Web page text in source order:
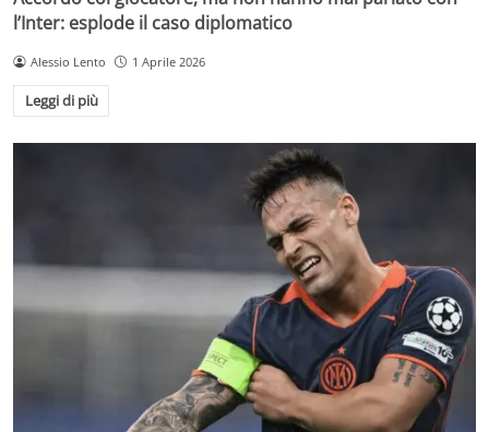
l’Inter: esplode il caso diplomatico
Alessio Lento 1 Aprile 2026
Leggi di più